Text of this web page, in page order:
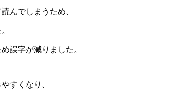
んでしまうため、
誤字が減りました。
すくなり、